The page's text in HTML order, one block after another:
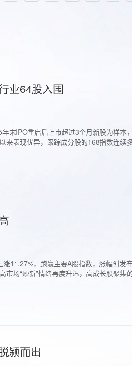
业64股入围
末IPO重启后上市超过3个月新股为样本
来表现优异，跟踪成分股的168指数连续
11.27%，跑赢主要A股指数，涨幅创发
场“炒新”情绪再度升温，高成长股聚
颍而出